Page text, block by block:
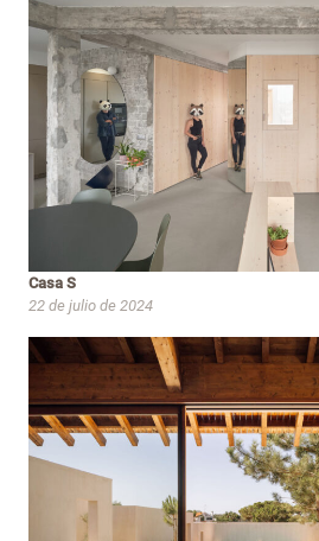
Casa S
22 de julio de 2024